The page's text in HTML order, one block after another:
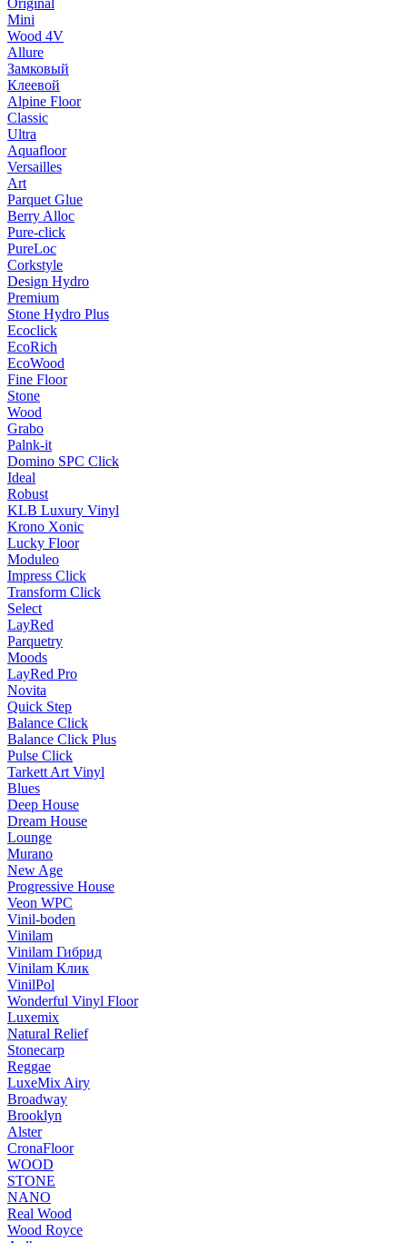
Original
Mini
Wood 4V
Allure
Замковый
Клеевой
Alpine Floor
Classic
Ultra
Aquafloor
Versailles
Art
Parquet Glue
Berry Alloc
Pure-click
PureLoc
Corkstyle
Design Hydro
Premium
Stone Hydro Plus
Ecoclick
EcoRich
EcoWood
Fine Floor
Stone
Wood
Grabo
Palnk-it
Domino SPC Click
Ideal
Robust
KLB Luxury Vinyl
Krono Xonic
Lucky Floor
Moduleo
Impress Click
Transform Click
Select
LayRed
Parquetry
Moods
LayRed Pro
Novita
Quick Step
Balance Click
Balance Click Plus
Pulse Click
Tarkett Art Vinyl
Blues
Deep House
Dream House
Lounge
Murano
New Age
Progressive House
Veon WPC
Vinil-boden
Vinilam
Vinilam Гибрид
Vinilam Клик
VinilPol
Wonderful Vinyl Floor
Luxemix
Natural Relief
Stonecarp
Reggae
LuxeMix Airy
Broadway
Brooklyn
Alster
CronaFloor
WOOD
STONE
NANO
Real Wood
Wood Royce